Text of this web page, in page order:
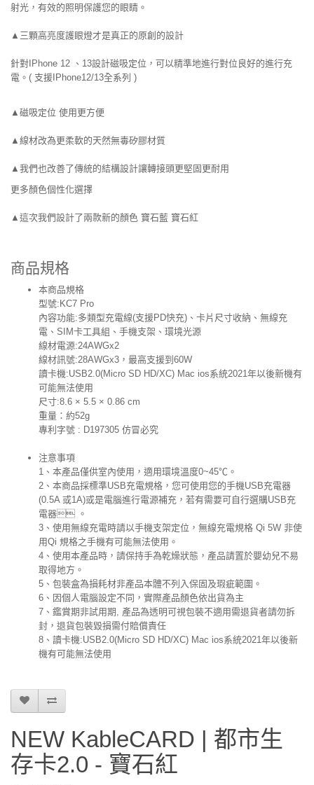
射光，有效的照明保護您的眼睛。
▲三顆高亮度護眼燈才是真正的原創的設計
針對IPhone 12 、13設計磁吸定位，可以精準地進行對位良好的進行充
電。( 支援IPhone12/13全系列 )
▲磁吸定位 使用更方便
▲線材改為更柔軟的天然無毒矽膠材質
▲我們也改善了傳統的結構設計讓轉接頭更堅固更耐用
更多顏色個性化選擇
▲這次我們設計了兩款新的顏色 寶石藍 寶石紅
商品規格
本商品規格
型號:KC7 Pro
內容功能:多類型充電線(支援PD快充)、卡片尺寸收納、無線充
電、SIM卡工具組、手機支架、環境光源
線材電源:24AWGx2
線材訊號:28AWGx3，最高支援到60W
讀卡機:USB2.0(Micro SD HD/XC) Mac ios系統2021年以後新機有
可能無法使用
尺寸:8.6 × 5.5 × 0.86 cm
重量：約52g
專利字號 : D197305 仿冒必究
注意事項
1、本產品僅供室內使用，適用環境溫度0~45℃。
2、本商品採標準USB充電規格，您可使用您的手機USB充電器
(0.5A 或1A)或是電腦進行電源補充，若有需要可自行選購USB充
電器 。
3、使用無線充電時請以手機支架定位，無線充電規格 Qi 5W 非使
用Qi 規格之手機有可能無法使用。
4、使用本產品時，請保持手為乾燥狀態，產品請置於嬰幼兒不易
取得地方。
5、包裝盒為損耗材非產品本體不列入保固及瑕疵範圍。
6、因個人電腦設定不同，實際產品顏色依出貨為主
7、鑑賞期非試用期, 產品為透明可視包裝不適用需退貨者請勿拆
封，退貨包裝毀損需付賠償責任
8、讀卡機:USB2.0(Micro SD HD/XC) Mac ios系統2021年以後新
機有可能無法使用
NEW KableCARD | 都市生
存卡2.0 - 寶石紅